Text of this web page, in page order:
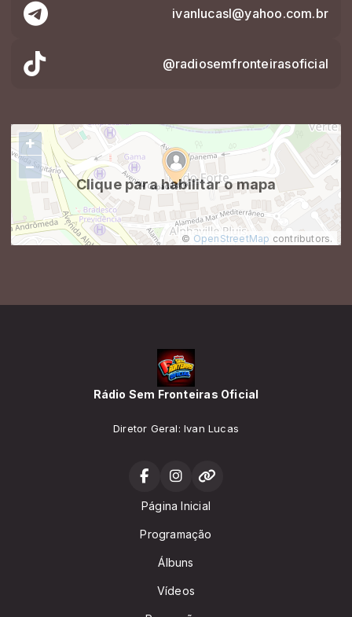
ivanlucasl@yahoo.com.br
@radiosemfronteirasoficial
Clique para habilitar o mapa
+
−
© OpenStreetMap contributors.
Rádio Sem Fronteiras Oficial
Diretor Geral: Ivan Lucas
Página Inicial
Programação
Álbuns
Vídeos